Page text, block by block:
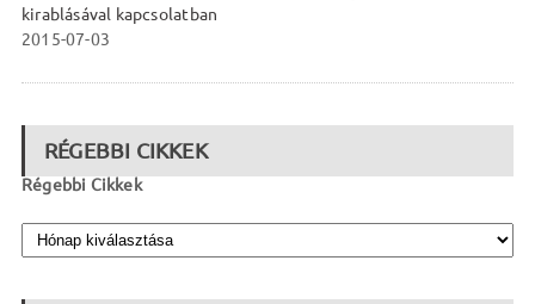
kirablásával kapcsolatban
2015-07-03
RÉGEBBI CIKKEK
Régebbi Cikkek